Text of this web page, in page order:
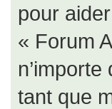
pour
« Forum
tant que